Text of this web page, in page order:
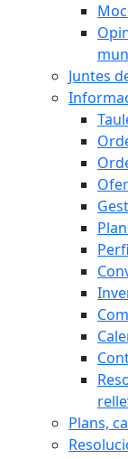
Juntes
Plans,